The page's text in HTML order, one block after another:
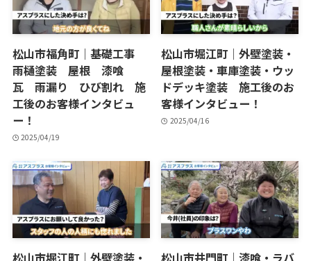
松山市福角町｜基礎工事
雨樋塗装 屋根 漆喰
瓦 雨漏り ひび割れ 施
工後のお客様インタビュ
ー！
2025/04/19
松山市堀江町｜外壁塗装・
屋根塗装・車庫塗装・ウッ
ドデッキ塗装 施工後のお
客様インタビュー！
2025/04/16